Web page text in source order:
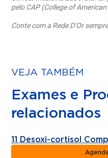
pelo CAP (College of
Conte com a Rede D’Or
VEJA TAMBÉM
Exames e
relacionados
11 Desoxi-cortisol